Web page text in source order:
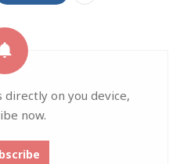
on you device,
now.